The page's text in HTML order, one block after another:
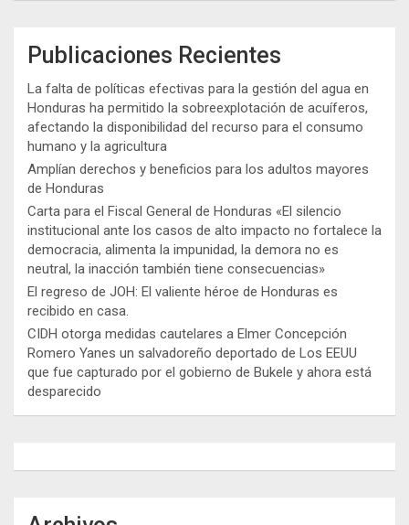
Publicaciones Recientes
La falta de políticas efectivas para la gestión del agua en
Honduras ha permitido la sobreexplotación de acuíferos,
afectando la disponibilidad del recurso para el consumo
humano y la agricultura
Amplían derechos y beneficios para los adultos mayores
de Honduras
Carta para el Fiscal General de Honduras «El silencio
institucional ante los casos de alto impacto no fortalece la
democracia, alimenta la impunidad, la demora no es
neutral, la inacción también tiene consecuencias»
El regreso de JOH: El valiente héroe de Honduras es
recibido en casa.
CIDH otorga medidas cautelares a Elmer Concepción
Romero Yanes un salvadoreño deportado de Los EEUU
que fue capturado por el gobierno de Bukele y ahora está
desparecido